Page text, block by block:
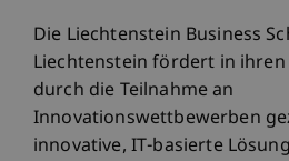
Die Liechtenstein Business
Liechtenstein fördert in
durch die Teilnahme an
Innovationswettbewerben
innovative, IT-basierte